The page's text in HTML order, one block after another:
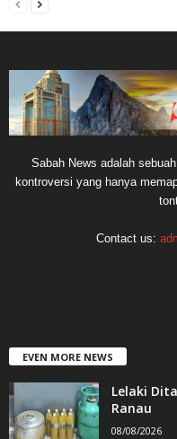
Sabah News adalah
kontroversi yang hanya
Contact us:
EVEN MORE NEWS
Lelaki
Ranau
08/08/2026